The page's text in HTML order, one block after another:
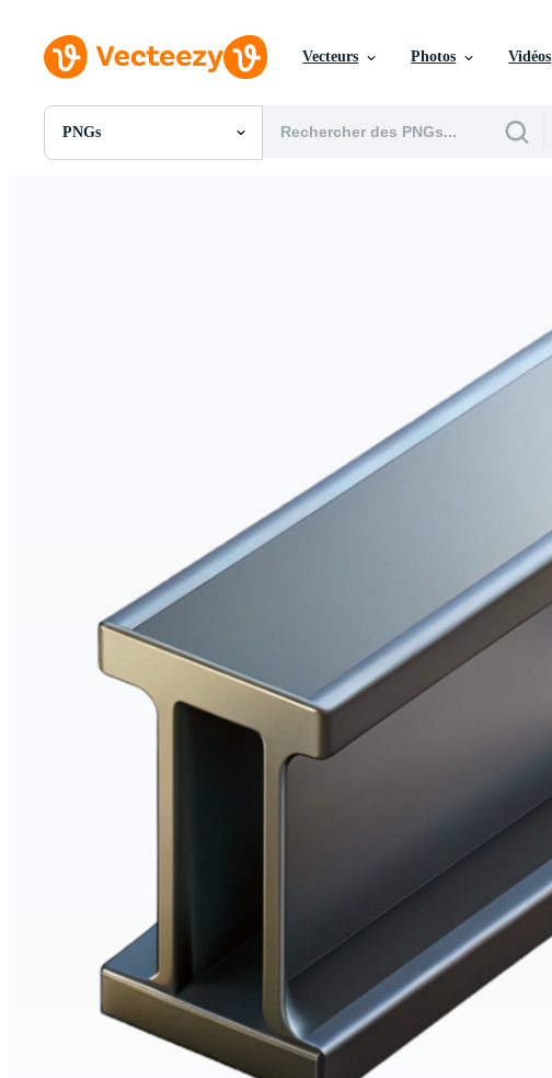
Vecteurs Photos Vidéos
PNGs
Toutes Images